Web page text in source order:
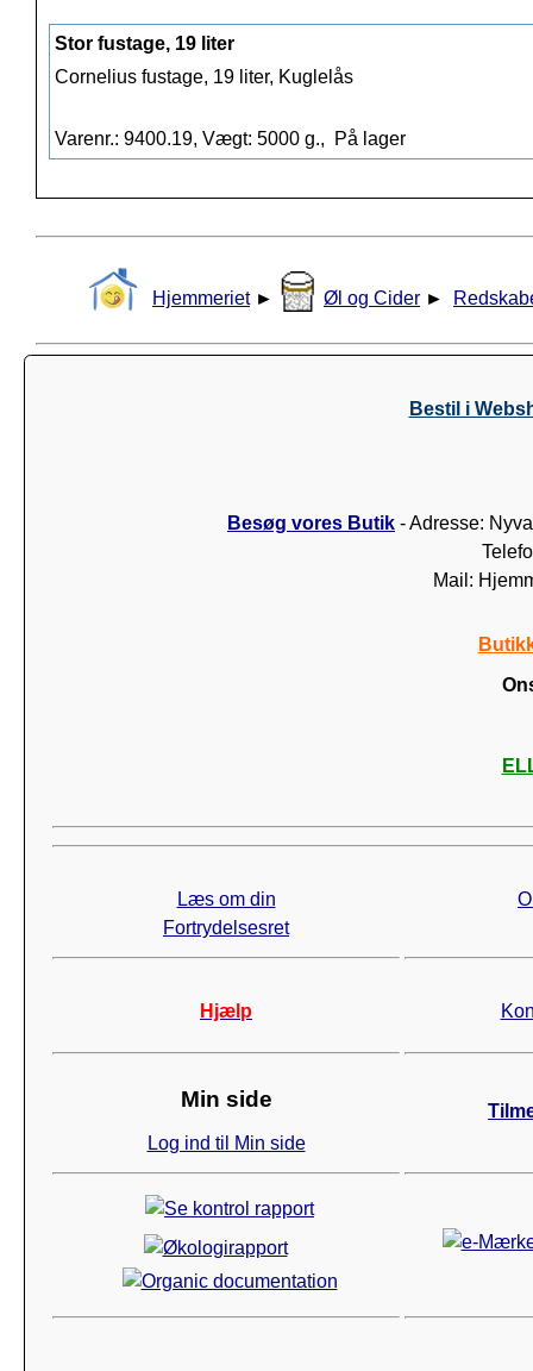
Stor fustage, 19 liter
Cornelius fustage, 19 liter, Kuglelås
Varenr.: 9400.19, Vægt: 5000 g., På lager
Hjemmeriet ► Øl og Cider ►
Bestil i
Besøg vores Butik - Adresse:
Mail:
Læs om din
Fortrydelsesret
Hjælp
Min side
Log ind til Min side